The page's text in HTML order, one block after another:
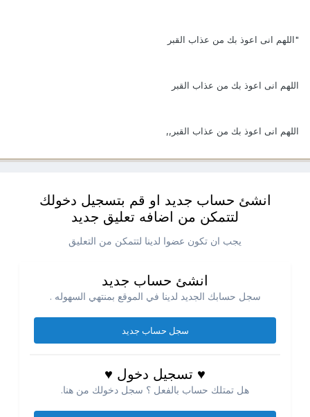
"اللهم انى اعوذ بك من عذاب القبر
اللهم انى اعوذ بك من عذاب القبر
اللهم انى اعوذ بك من عذاب القبر,,
انشئ حساب جديد او قم بتسجيل دخولك
لتتمكن من اضافه تعليق جديد
يجب ان تكون عضوا لدينا لتتمكن من التعليق
انشئ حساب جديد
سجل حسابك الجديد لدينا في الموقع بمنتهي السهوله .
سجل حساب جديد
♥ تسجيل دخول ♥
هل تمتلك حساب بالفعل ؟ سجل دخولك من هنا.